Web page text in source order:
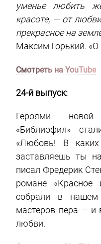
уменье любить
красоте, — от
прекрасное на
Максим Горький.
Смотреть на YouTube
24-й выпуск:
Героями новой
«Библиофил»
«Любовь! В
заставляешь ты
писал Фредерик
романе «Красное
собрали в нашем
мастеров пера — и
любви.